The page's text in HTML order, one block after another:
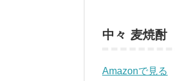
中々 麦焼酎
Amazonで見る